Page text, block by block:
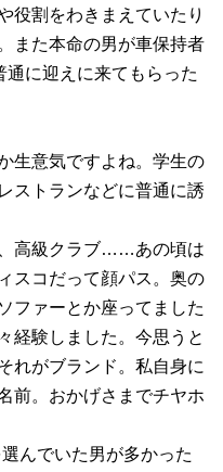
役割をわきまえていたり
また本命の男が車保持者
通に迎えに来てもらった
生意気ですよね。学生の
ストランなどに普通に誘
高級クラブ……あの頃は
スコだって顔パス。奥の
ファーとか座ってました
経験しました。今思うと
れがブランド。私自身に
前。おかげさまでチヤホ
んでいた男が多かった